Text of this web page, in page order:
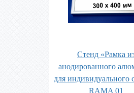
Стенд «Рамка
анодированного
для индивидуального
RAMA 01